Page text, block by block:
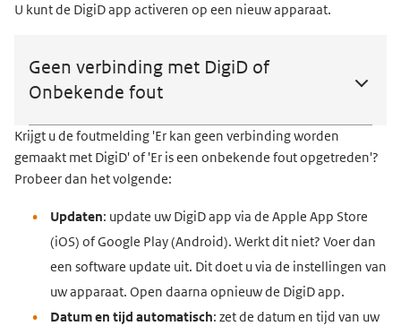
U kunt de DigiD app activeren op een nieuw apparaat.
Geen verbinding met DigiD of
Onbekende fout
Krijgt u de foutmelding 'Er kan geen verbinding worden
gemaakt met DigiD' of 'Er is een onbekende fout opgetreden'?
Probeer dan het volgende:
Updaten: update uw DigiD app via de Apple App Store
(iOS) of Google Play (Android). Werkt dit niet? Voer dan
een software update uit. Dit doet u via de instellingen van
uw apparaat. Open daarna opnieuw de DigiD app.
Datum en tijd automatisch: zet de datum en tijd van uw